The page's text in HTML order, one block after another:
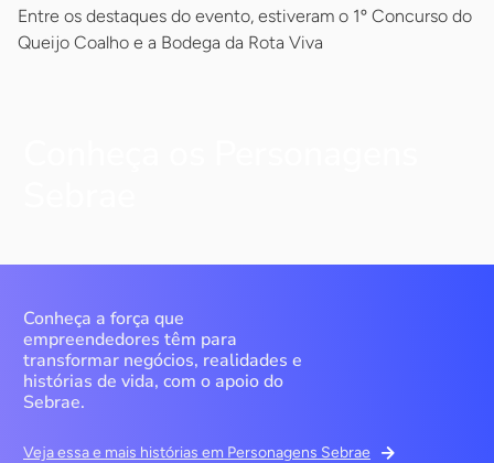
Entre os destaques do evento, estiveram o 1º Concurso do
Queijo Coalho e a Bodega da Rota Viva
Conheça a força que
empreendedores têm para
transformar negócios, realidades e
histórias de vida, com o apoio do
Sebrae.
Veja essa e mais histórias em Personagens Sebrae